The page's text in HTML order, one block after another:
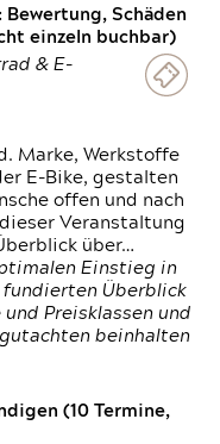
Schäden
einzeln buchbar)
& E-
Marke, Werkstoffe
E-Bike, gestalten
offen und nach
Veranstaltung
über…
Einstieg in
Überblick
Preisklassen und
beinhalten
(10 Termine,